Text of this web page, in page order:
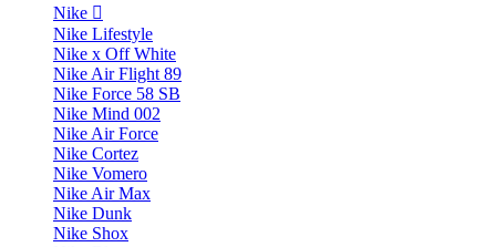
Nike
Nike Lifestyle
Nike x Off White
Nike Air Flight 89
Nike Force 58 SB
Nike Mind 002
Nike Air Force
Nike Cortez
Nike Vomero
Nike Air Max
Nike Dunk
Nike Shox